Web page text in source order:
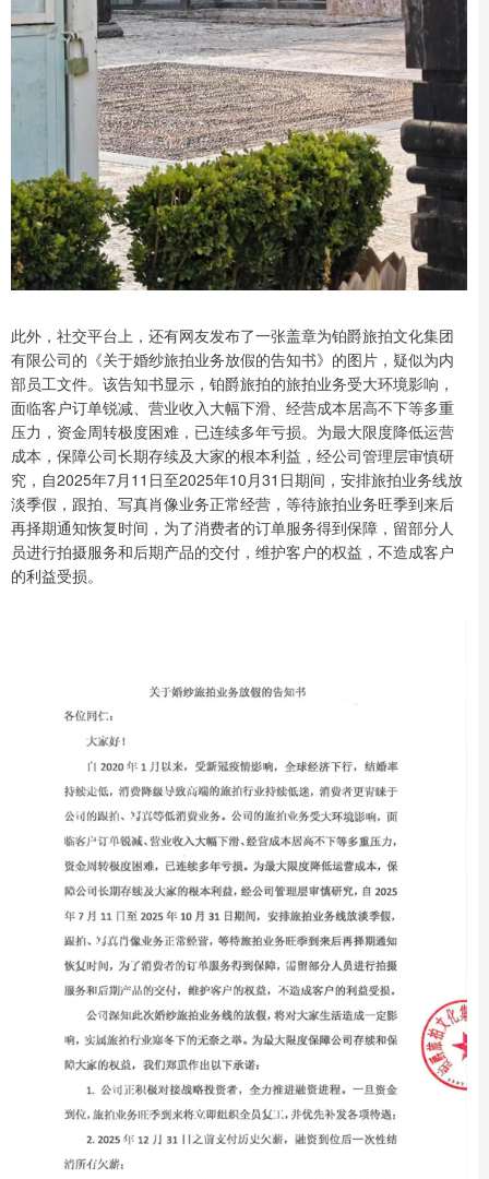
此外，社交平台上，还有网友发布了一张盖章为铂爵旅拍文化集团
有限公司的《关于婚纱旅拍业务放假的告知书》的图片，疑似为内
部员工文件。该告知书显示，铂爵旅拍的旅拍业务受大环境影响，
面临客户订单锐减、营业收入大幅下滑、经营成本居高不下等多重
压力，资金周转极度困难，已连续多年亏损。为最大限度降低运营
成本，保障公司长期存续及大家的根本利益，经公司管理层审慎研
究，自2025年7月11日至2025年10月31日期间，安排旅拍业务线放
淡季假，跟拍、写真肖像业务正常经营，等待旅拍业务旺季到来后
再择期通知恢复时间，为了消费者的订单服务得到保障，留部分人
员进行拍摄服务和后期产品的交付，维护客户的权益，不造成客户
的利益受损。